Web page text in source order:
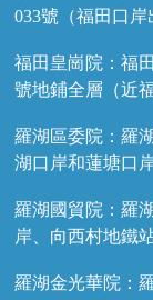
033號（福田口岸
福田皇崗院：福
號地鋪全層（近
羅湖區委院：羅
湖口岸和蓮塘口
羅湖國貿院：羅
岸、向西村地鐵
羅湖金光華院：